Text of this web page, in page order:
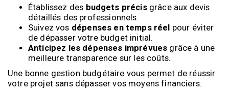
Établissez des budgets précisgrâce aux devis
détaillés des professionnels.
Suivez vos dépenses en temps réel pour éviter
de dépasser votre budget initial.
Anticipez les dépenses imprévues grâce à une
meilleure transparence sur les coûts.
Une bonne gestion budgétaire vous permet de réussir
votre projet sans dépasser vos moyens financiers.